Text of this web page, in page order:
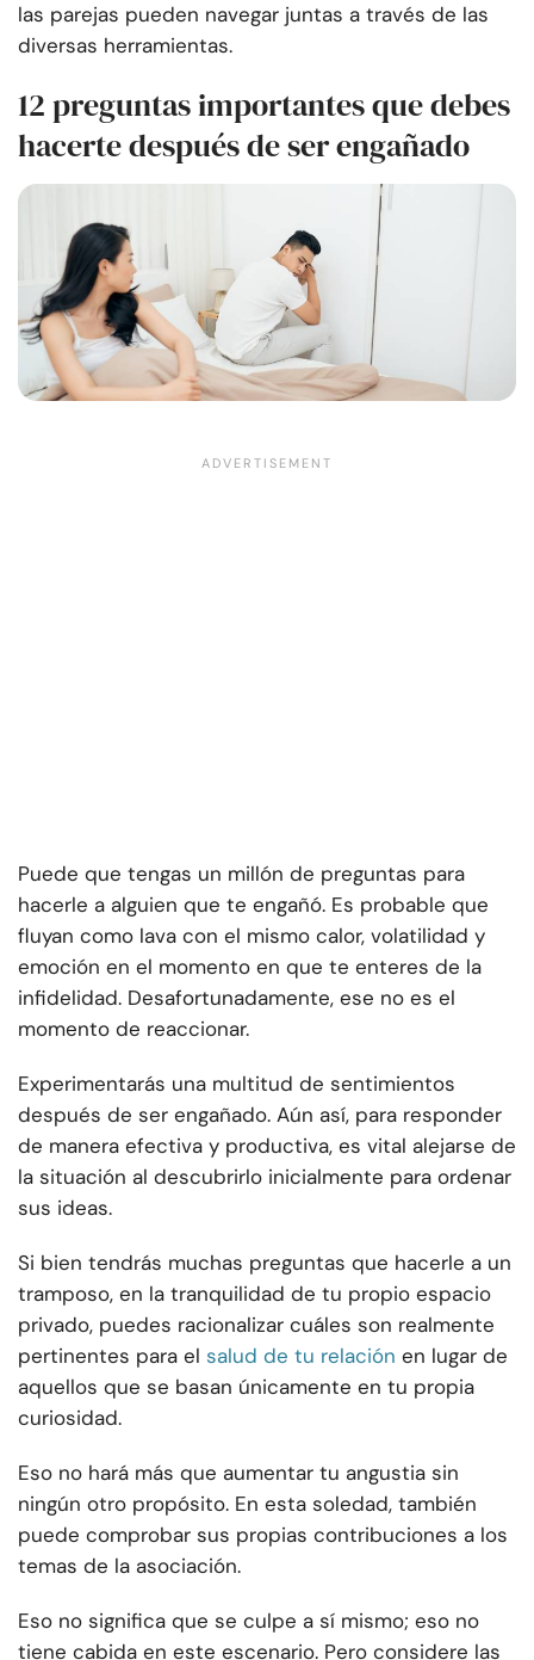
las parejas pueden navegar juntas a través de las
diversas herramientas.
12 preguntas importantes que debes
hacerte después de ser engañado
Puede que tengas un millón de preguntas para
hacerle a alguien que te engañó. Es probable que
fluyan como lava con el mismo calor, volatilidad y
emoción en el momento en que te enteres de la
infidelidad. Desafortunadamente, ese no es el
momento de reaccionar.
Experimentarás una multitud de sentimientos
después de ser engañado. Aún así, para responder
de manera efectiva y productiva, es vital alejarse de
la situación al descubrirlo inicialmente para ordenar
sus ideas.
Si bien tendrás muchas preguntas que hacerle a un
tramposo, en la tranquilidad de tu propio espacio
privado, puedes racionalizar cuáles son realmente
pertinentes para el salud de tu relación en lugar de
aquellos que se basan únicamente en tu propia
curiosidad.
Eso no hará más que aumentar tu angustia sin
ningún otro propósito. En esta soledad, también
puede comprobar sus propias contribuciones a los
temas de la asociación.
Eso no significa que se culpe a sí mismo; eso no
tiene cabida en este escenario. Pero considere las